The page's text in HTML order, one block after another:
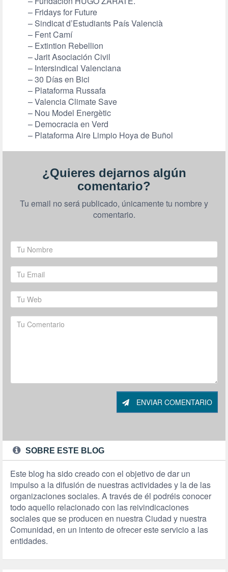
– Fridays for Future
– Sindicat d’Estudiants País Valencià
– Fent Camí
– Extintion Rebellion
– Jarit Asociación Civil
– Intersindical Valenciana
– 30 Días en Bici
– Plataforma Russafa
– Valencia Climate Save
– Nou Model Energètic
– Democracia en Verd
– Plataforma Aire Limpio Hoya de Buñol
¿Quieres dejarnos algún
comentario?
Tu email no será publicado, únicamente tu nombre y
comentario.
ENVIAR COMENTARIO
SOBRE ESTE BLOG
Este blog ha sido creado con el objetivo de dar un
impulso a la difusión de nuestras actividades y la de las
organizaciones sociales. A través de él podréis conocer
todo aquello relacionado con las reivindicaciones
sociales que se producen en nuestra Ciudad y nuestra
Comunidad, en un intento de ofrecer este servicio a las
entidades.